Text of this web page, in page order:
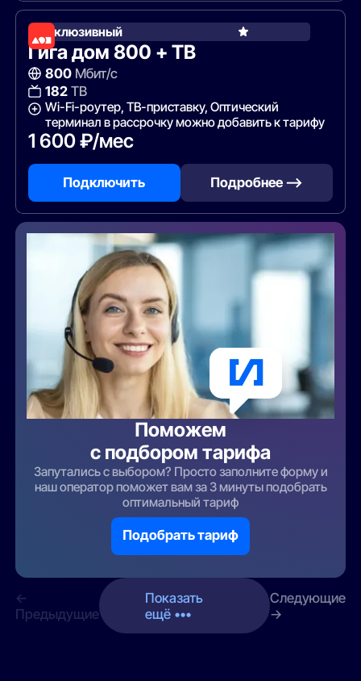
Эксклюзивный
Гига дом 800 + ТВ
800Мбит/с
182ТВ
Wi-Fi-роутер, ТВ-приставку, Оптический
терминал в рассрочку можно добавить к тарифу
1 600 ₽/мес
Подключить Подробнее —>
Поможем
с подбором тарифа
Запутались с выбором? Просто заполните форму и
наш оператор поможет вам за 3 минуты подобрать
оптимальный тариф
Подобрать тариф
←
Предыдущие
Показать
ещё •••
Следующие
→